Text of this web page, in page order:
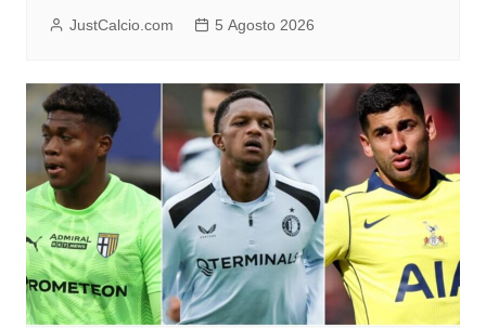
JustCalcio.com 5 Agosto 2026